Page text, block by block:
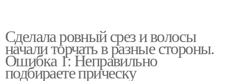
Сделала ровный срез и волосы
начали торчать в разные стороны.
Ошибка 1: Неправильно
подбираете прическу